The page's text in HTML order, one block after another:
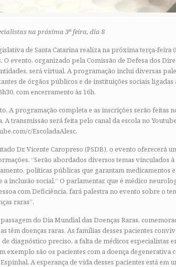
na próxima 3ª feira, dia 8
de Santa Catarina realiza na próxima terça-feira
O evento, organizado pela Comissão de Defesa dos
será virtual. A programação inclui diversas
de órgãos públicos e de instituições sociais ligadas
com encerramento às 16h.
A programação completa e as inscrições serão feitas
A transmissão será feita pelo canal da escola no
c/EscoladaAlesc.
Dr. Vicente Caropreso (PSDB), o evento oferecerá
“Serão abordados diversos temas vinculados à
políticas públicas que garantam medicamentos
a inclusão social.” O parlamentar, que é médico
com Deficiência, fará palestra no evento sobre o
raras”.
do Dia Mundial das Doenças Raras,
têm doenças raras. As famílias desses pacientes
diagnóstico preciso, a falta de médicos especialistas
exemplo são os pacientes com a doença degenerativa
A esperança de vida desses pacientes está em